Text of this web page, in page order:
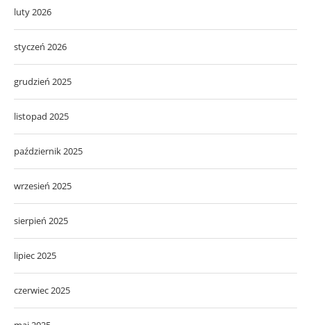
luty 2026
styczeń 2026
grudzień 2025
listopad 2025
październik 2025
wrzesień 2025
sierpień 2025
lipiec 2025
czerwiec 2025